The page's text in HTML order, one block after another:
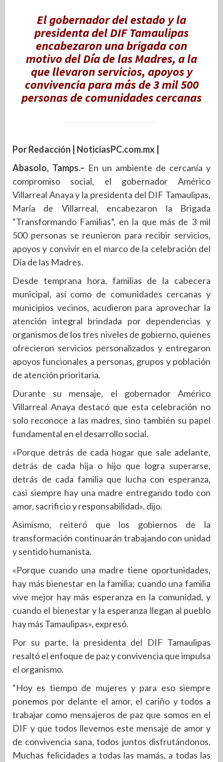
El gobernador del estado y la
presidenta del DIF Tamaulipas
encabezaron una brigada con
motivo del Día de las Madres, a la
que llevaron servicios, apoyos y
convivencia para más de 3 mil 500
personas de comunidades cercanas
Por Redacción | NoticiasPC.com.mx |
Abasolo, Tamps.– En un ambiente de cercanía y
compromiso social, el gobernador Américo
Villarreal Anaya y la presidenta del DIF Tamaulipas,
María de Villarreal, encabezaron la Brigada
“Transformando Familias”, en la que más de 3 mil
500 personas se reunieron para recibir servicios,
apoyos y convivir en el marco de la celebración del
Día de las Madres.
Desde temprana hora, familias de la cabecera
municipal, así como de comunidades cercanas y
municipios vecinos, acudieron para aprovechar la
atención integral brindada por dependencias y
organismos de los tres niveles de gobierno, quienes
ofrecieron servicios personalizados y entregaron
apoyos funcionales a personas, grupos y población
de atención prioritaria.
Durante su mensaje, el gobernador Américo
Villarreal Anaya destacó que esta celebración no
solo reconoce a las madres, sino también su papel
fundamental en el desarrollo social.
«Porque detrás de cada hogar que sale adelante,
detrás de cada hija o hijo que logra superarse,
detrás de cada familia que lucha con esperanza,
casi siempre hay una madre entregando todo con
amor, sacrificio y responsabilidad», dijo.
Asimismo, reiteró que los gobiernos de la
transformación continuarán trabajando con unidad
y sentido humanista.
«Porque cuando una madre tiene oportunidades,
hay más bienestar en la familia; cuando una familia
vive mejor hay más esperanza en la comunidad, y
cuando el bienestar y la esperanza llegan al pueblo
hay más Tamaulipas», expresó.
Por su parte, la presidenta del DIF Tamaulipas
resaltó el enfoque de paz y convivencia que impulsa
el organismo.
“Hoy es tiempo de mujeres y para eso siempre
ponemos por delante el amor, el cariño y todos a
trabajar como mensajeros de paz que somos en el
DIF y que todos llevemos este mensaje de amor y
de convivencia sana, todos juntos disfrutándonos.
Muchas felicidades a todas las mamás, a todas las